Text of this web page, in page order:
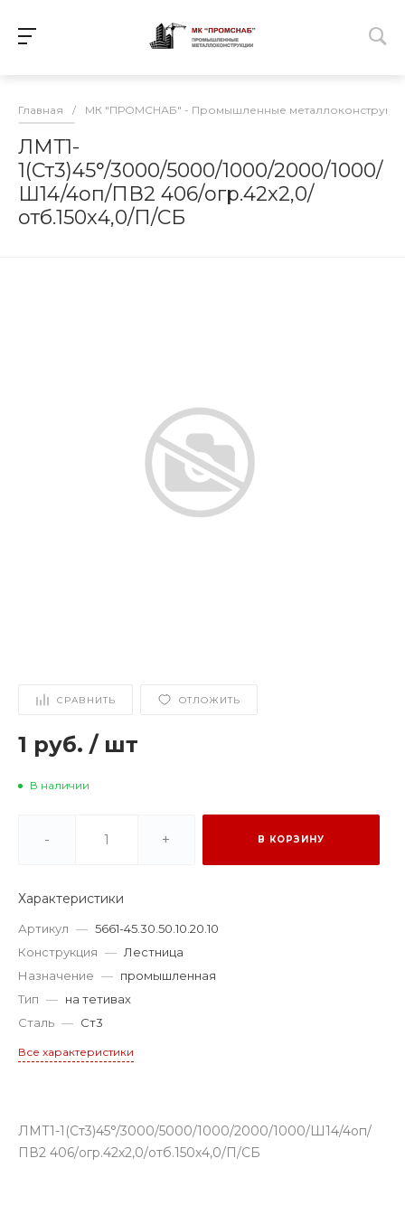
Главная / МК "ПРОМСНАБ" - Промышленные
ЛМТ1-
1(Ст3)45°/3000/5000/1000/2000/1000/
Ш14/4оп/ПВ2 406/огр.42х2,0/
отб.150х4,0/П/СБ
СРАВНИТЬ ОТЛОЖИТЬ
1 руб. / шт
В наличии
- + В КОРЗИНУ
Характеристики
Артикул — 5661-45.30.50.10.20.10
Конструкция — Лестница
Назначение — промышленная
Тип — на тетивах
Сталь — Ст3
Все характеристики
ЛМТ1-1(Ст3)45°/3000/5000/1000/2000/1000/Ш14/4оп/
ПВ2 406/огр.42х2,0/отб.150х4,0/П/СБ